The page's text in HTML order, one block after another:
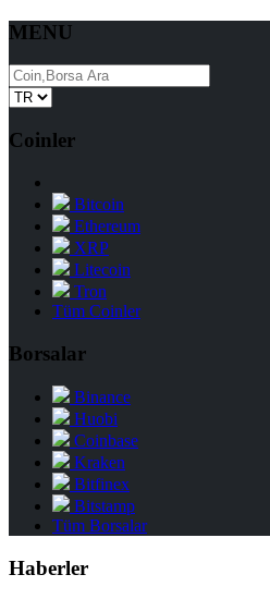
MENU
Coinler
Bitcoin
Ethereum
XRP
Litecoin
Tron
Tüm Coinler
Borsalar
Binance
Huobi
Coinbase
Kraken
Bitfinex
Bitstamp
Tüm Borsalar
Haberler